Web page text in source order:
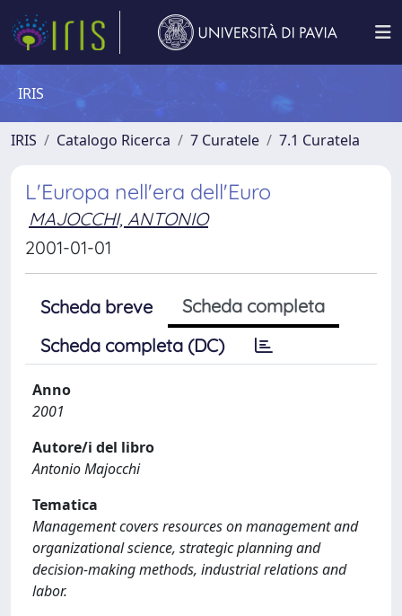
IRIS
IRIS Catalogo Ricerca 7 Curatele 7.1 Curatela
L'Europa nell'era dell'Euro
MAJOCCHI, ANTONIO
2001-01-01
Scheda breve
Scheda completa
Scheda completa (DC)
Anno
2001
Autore/i del libro
Antonio Majocchi
Tematica
Management covers resources on management and
organizational science, strategic planning and
decision-making methods, industrial relations and
labor.